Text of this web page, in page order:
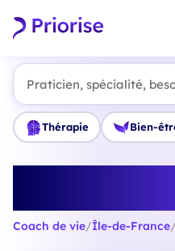
Praticien, spécialité,
Thérapie Bien-
Coach de vie/Île-de-France/